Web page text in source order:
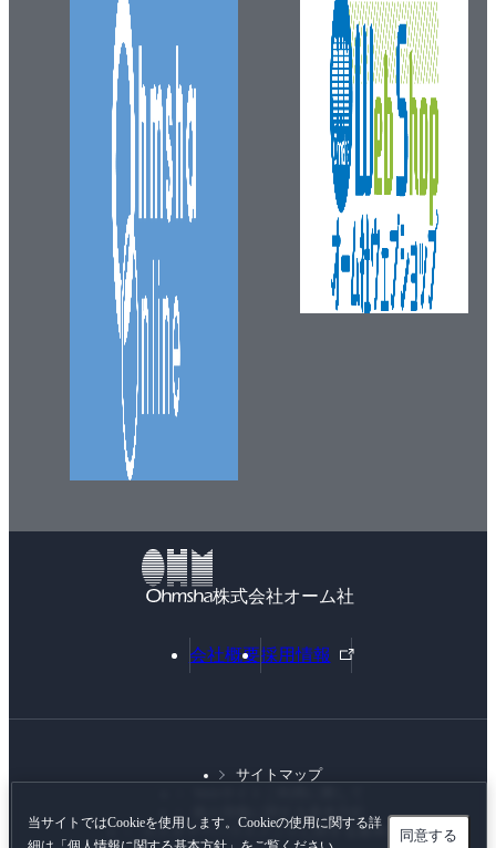
当サイトではCookieを使用します。Cookieの使用に関する詳
同意する
株式会社オーム社
会社概要採用情報
外
部
ン
サイトマップ
個人情報に関する基本方針
カスタマーハラスメントに対する基本方針